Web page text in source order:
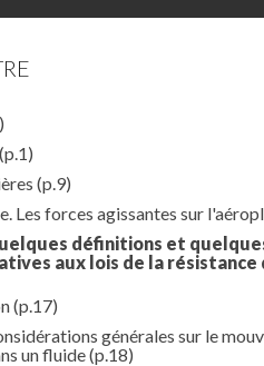
(p.1)
(p.9)
Les forces agissantes sur
définitions et
aux lois de la résistance
(p.17)
générales sur le
un fluide(p.18)